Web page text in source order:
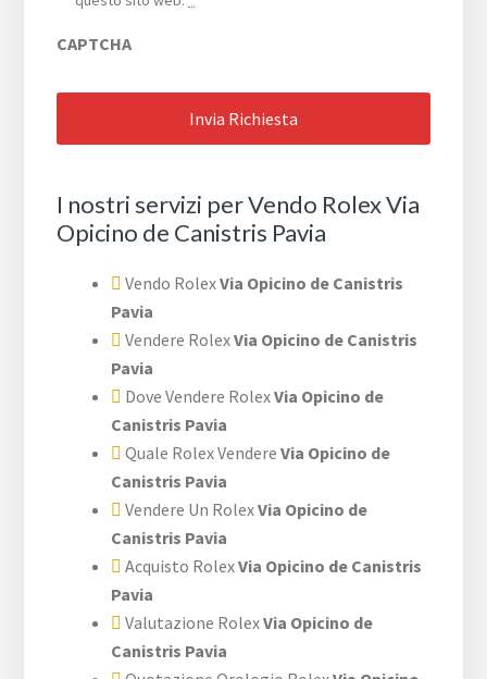
CAPTCHA
I nostri servizi per Vendo Rolex Via
Opicino de Canistris Pavia
Vendo RolexVia Opicino de Canistris
Pavia
Vendere RolexVia Opicino de Canistris
Pavia
Dove Vendere RolexVia Opicino de
Canistris Pavia
Quale Rolex Vendere Via Opicino de
Canistris Pavia
Vendere Un RolexVia Opicino de
Canistris Pavia
Acquisto RolexVia Opicino de Canistris
Pavia
Valutazione RolexVia Opicino de
Canistris Pavia